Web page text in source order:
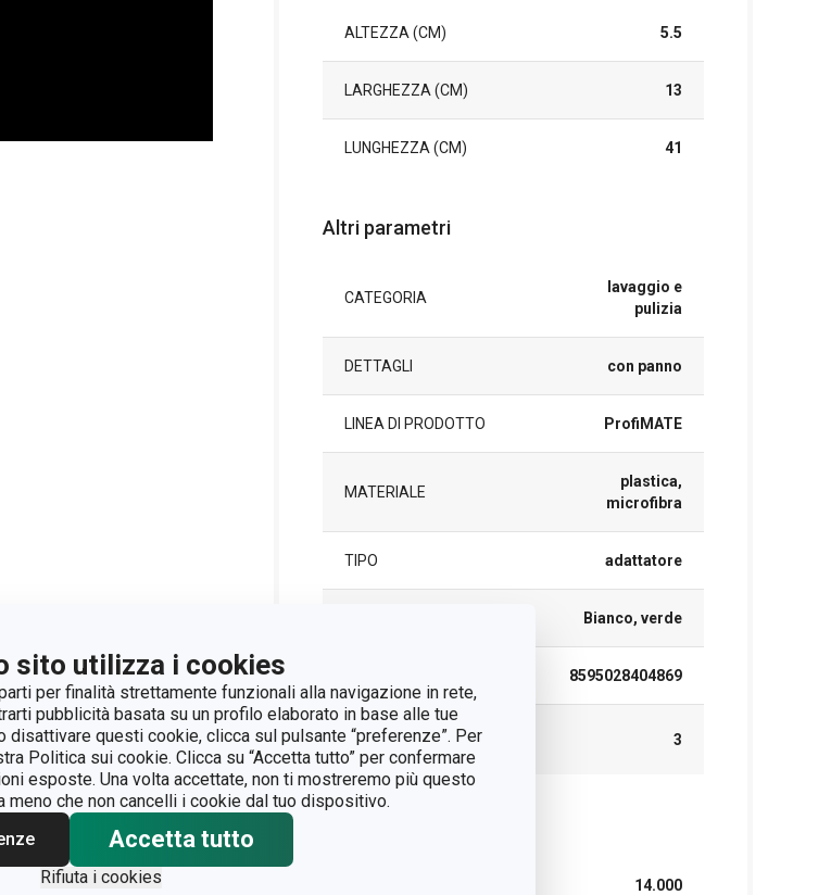
sito utilizza i cookies
per finalità strettamente funzionali alla navigazione in rete,
pubblicità basata su un profilo elaborato in base alle tue
questi cookie, clicca sul pulsante “preferenze”. Per
Politica sui cookie. Clicca su “Accetta tutto” per confermare
esposte. Una volta accettate, non ti mostreremo più questo
meno che non cancelli i cookie dal tuo dispositivo.
Accetta tutto
Rifiuta i cookies
ALTEZZA (CM) 5.5
LARGHEZZA (CM) 13
LUNGHEZZA (CM) 41
Altri parametri
CATEGORIA
lavaggio e
pulizia
DETTAGLI con panno
LINEA DI PRODOTTO ProfiMATE
MATERIALE
plastica,
microfibra
TIPO adattatore
Bianco, verde
8595028404869
DURATA DELLA
GARANZIA (IN ANNI)
3
14.000